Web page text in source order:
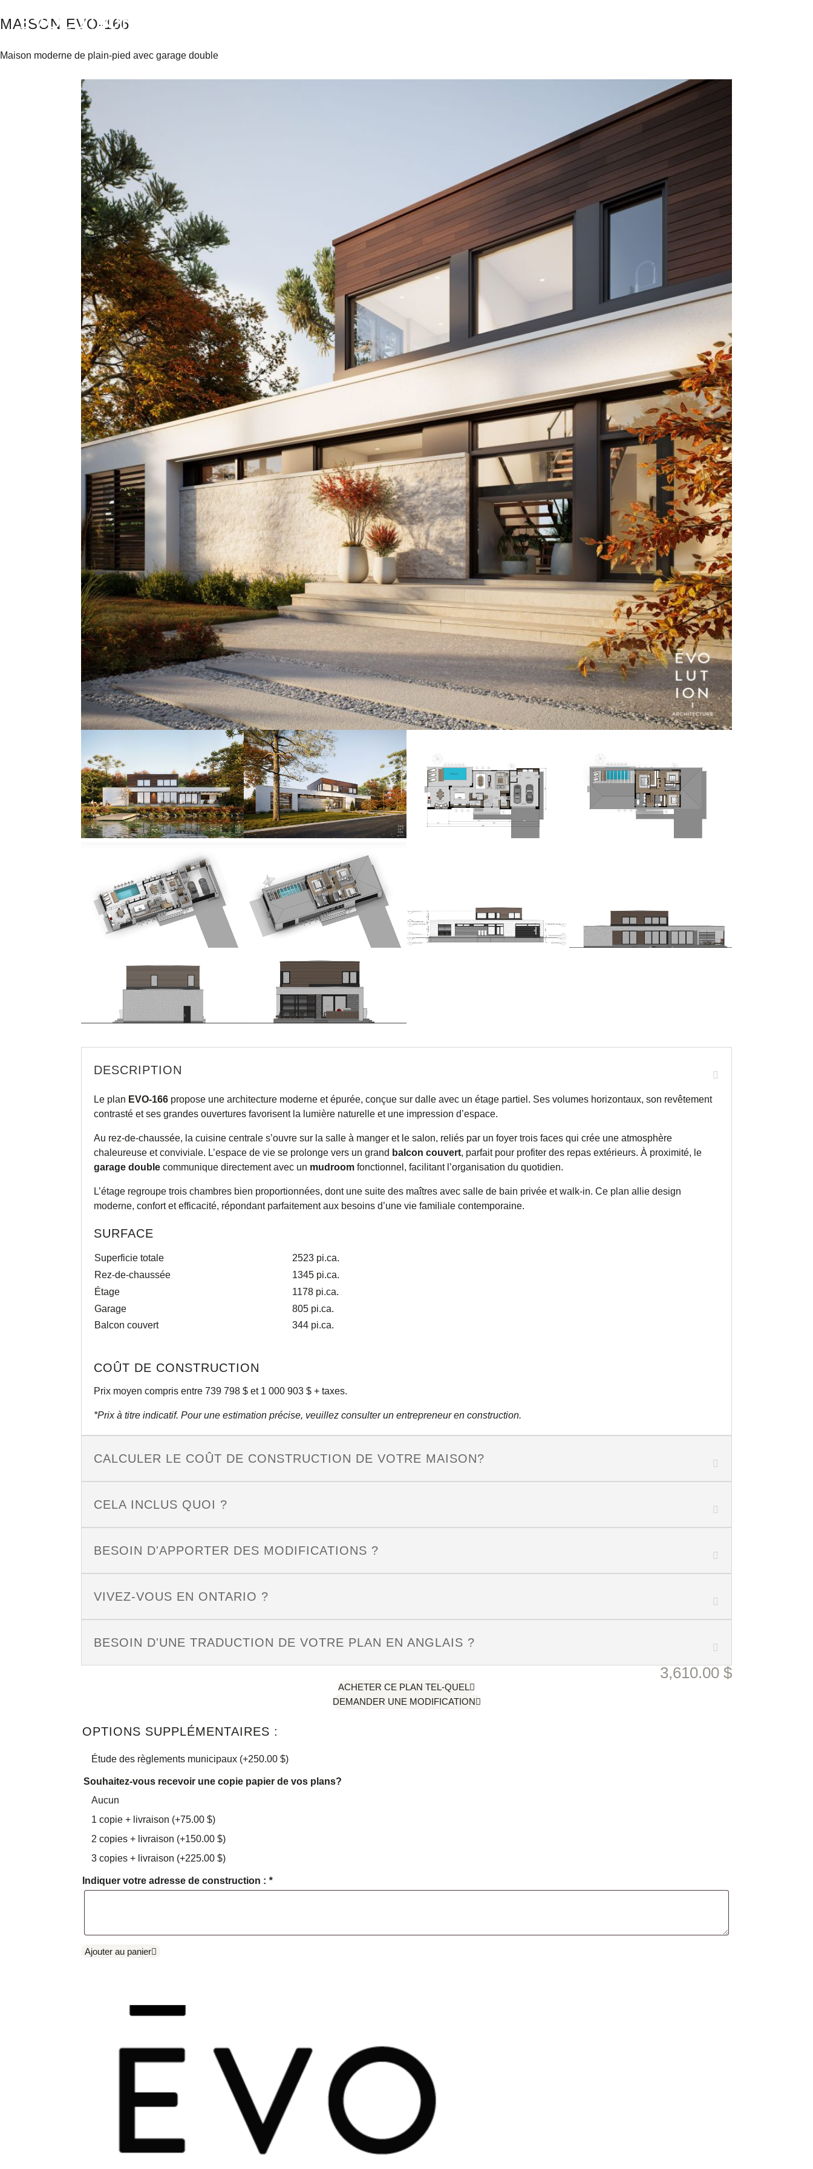
MAISON EVO-166
Maison moderne de plain-pied avec garage double
DESCRIPTION
Le plan EVO-166 propose une architecture moderne et épurée, conçue sur dalle avec un étage partiel. Ses volumes horizontaux, son revêtement
contrasté et ses grandes ouvertures favorisent la lumière naturelle et une impression d’espace.
Au rez-de-chaussée, la cuisine centrale s’ouvre sur la salle à manger et le salon, reliés par un foyer trois faces qui crée une atmosphère
chaleureuse et conviviale. L’espace de vie se prolonge vers un grand balcon couvert, parfait pour profiter des repas extérieurs. À proximité, le
garage double communique directement avec un mudroom fonctionnel, facilitant l’organisation du quotidien.
L’étage regroupe trois chambres bien proportionnées, dont une suite des maîtres avec salle de bain privée et walk-in. Ce plan allie design
moderne, confort et efficacité, répondant parfaitement aux besoins d’une vie familiale contemporaine.
SURFACE
Superficie totale
2523 pi.ca.
Rez-de-chaussée
1345 pi.ca.
Étage
1178 pi.ca.
Garage
805 pi.ca.
Balcon couvert
344 pi.ca.
COÛT DE CONSTRUCTION
Prix moyen compris entre 739 798 $ et 1 000 903 $ + taxes.
*Prix à titre indicatif. Pour une estimation précise, veuillez consulter un entrepreneur en construction.
CALCULER LE COÛT DE CONSTRUCTION DE VOTRE MAISON?
CELA INCLUS QUOI ?
BESOIN D'APPORTER DES MODIFICATIONS ?
VIVEZ-VOUS EN ONTARIO ?
BESOIN D'UNE TRADUCTION DE VOTRE PLAN EN ANGLAIS ?
3,610.00 $
ACHETER CE PLAN TEL-QUEL
DEMANDER UNE MODIFICATION
OPTIONS SUPPLÉMENTAIRES :
Option
Étude des règlements municipaux (+250.00$)
Souhaitez-vous recevoir une copie papier de vos plans?
Aucun
1 copie + livraison (+75.00$)
2 copies + livraison (+150.00$)
3 copies + livraison (+225.00$)
Indiquer votre adresse de construction :*
Ajouter au panier